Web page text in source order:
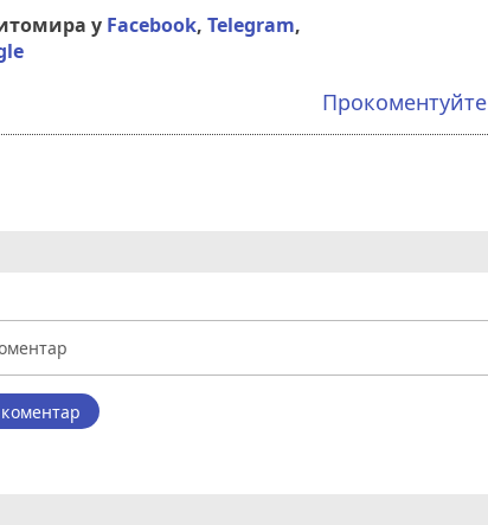
у Facebook,Telegram,
Прокоментуйте